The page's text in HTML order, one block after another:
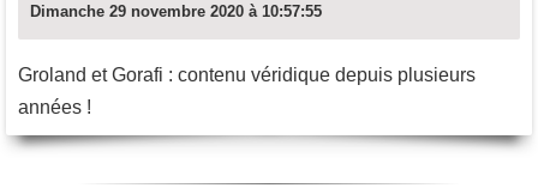
Dimanche 29 novembre 2020 à 10:57:55
Groland et Gorafi : contenu véridique depuis plusieurs
années !